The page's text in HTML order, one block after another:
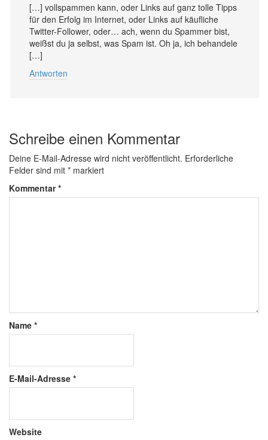
[…] vollspammen kann, oder Links auf ganz tolle Tipps
für den Erfolg im Internet, oder Links auf käufliche
Twitter-Follower, oder… ach, wenn du Spammer bist,
weißst du ja selbst, was Spam ist. Oh ja, ich behandele
[…]
Antworten
Schreibe einen Kommentar
Deine E-Mail-Adresse wird nicht veröffentlicht. Erforderliche
Felder sind mit * markiert
Kommentar*
Name *
E-Mail-Adresse *
Website